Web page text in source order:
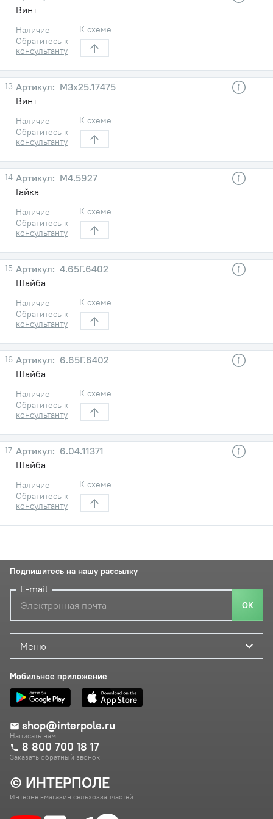
Винт
Наличие
Обратитесь к
консультанту
К схеме
13
М3х25.17475
Винт
Наличие
Обратитесь к
консультанту
К схеме
14
М4.5927
Гайка
Наличие
Обратитесь к
консультанту
К схеме
15
4.65Г.6402
Шайба
Наличие
Обратитесь к
консультанту
К схеме
16
6.65Г.6402
Шайба
Наличие
Обратитесь к
консультанту
К схеме
17
6.04.11371
Шайба
Наличие
Обратитесь к
консультанту
К схеме
© ИНТЕРПОЛЕ
Интернет-магазин сельхоззапчастей
Меню
Мобильное приложение
shop@interpole.ru
Написать нам
8 800 700 18 17
Заказать обратный звонок
Подпишитесь на нашу рассылку
E-mail
ОК